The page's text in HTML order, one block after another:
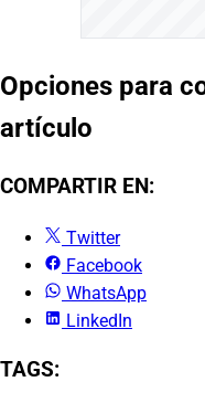
Opciones para
artículo
COMPARTIR EN:
Twitter
Facebook
WhatsApp
LinkedIn
TAGS: